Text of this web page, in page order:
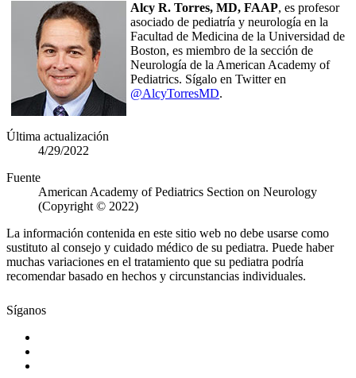
Alcy R. Torres, MD, FAAP, es profesor
asociado de pediatría y neurología en la
Facultad de Medicina de la Universidad de
Boston, es miembro de la sección de
Neurología de la American Academy of
Pediatrics. Sígalo en Twitter en
@AlcyTorresMD.
Última actualización
4/29/2022
Fuente
American Academy of Pediatrics Section on Neurology
(Copyright © 2022)
La información contenida en este sitio web no debe usarse como
sustituto al consejo y cuidado médico de su pediatra. Puede haber
muchas variaciones en el tratamiento que su pediatra podría
recomendar basado en hechos y circunstancias individuales.
Síganos